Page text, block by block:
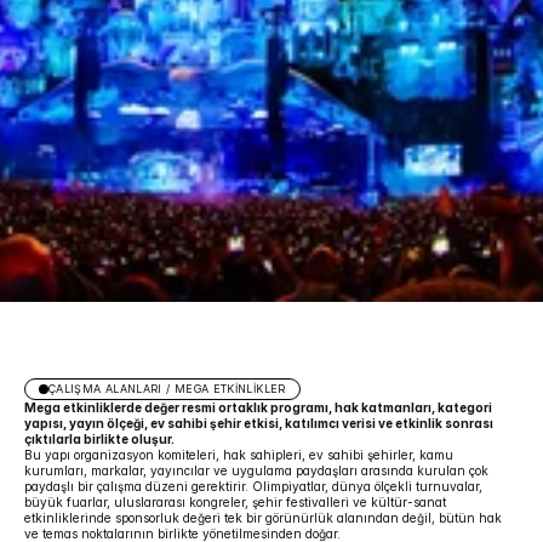
ÇALIŞMA ALANLARI / MEGA ETKİNLİKLER
Mega etkinliklerde değer resmi ortaklık programı, hak katmanları, kategori
yapısı, yayın ölçeği, ev sahibi şehir etkisi, katılımcı verisi ve etkinlik sonrası
çıktılarla birlikte oluşur.
Bu yapı organizasyon komiteleri, hak sahipleri, ev sahibi şehirler, kamu
kurumları, markalar, yayıncılar ve uygulama paydaşları arasında kurulan çok
paydaşlı bir çalışma düzeni gerektirir. Olimpiyatlar, dünya ölçekli turnuvalar,
büyük fuarlar, uluslararası kongreler, şehir festivalleri ve kültür-sanat
etkinliklerinde sponsorluk değeri tek bir görünürlük alanından değil, bütün hak
ve temas noktalarının birlikte yönetilmesinden doğar.